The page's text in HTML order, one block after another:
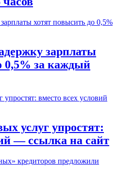
зарплаты
0,5% за каждый
услуг упростят:
— ссылка на сайт